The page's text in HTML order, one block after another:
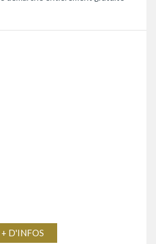
+ D'INFOS